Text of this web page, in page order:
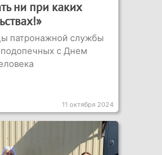
ни при каких
патронажной службы
с Днем
11 октября 2024